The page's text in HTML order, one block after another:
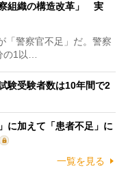
組織の構造改革」 実
警察官不足」だ。警察
の1以…
験受験者数は10年間で2
に加えて「患者不足」に
一覧を見る